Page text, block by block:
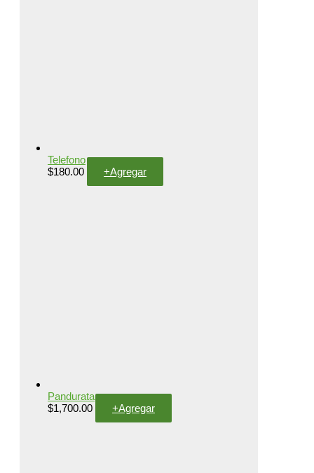
Telefono
$180.00 +Agregar
Pandurata
$1,700.00 +Agregar